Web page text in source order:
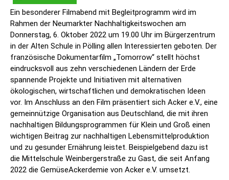
Ein besonderer Filmabend mit Begleitprogramm wird im
Rahmen der Neumarkter Nachhaltigkeitswochen am
Donnerstag, 6. Oktober 2022 um 19.00 Uhr im Bürgerzentrum
in der Alten Schule in Pölling allen Interessierten geboten. Der
französische Dokumentarfilm „Tomorrow“ stellt höchst
eindrucksvoll aus zehn verschiedenen Ländern der Erde
spannende Projekte und Initiativen mit alternativen
ökologischen, wirtschaftlichen und demokratischen Ideen
vor. Im Anschluss an den Film präsentiert sich Acker e.V., eine
gemeinnützige Organisation aus Deutschland, die mit ihren
nachhaltigen Bildungsprogrammen für Klein und Groß einen
wichtigen Beitrag zur nachhaltigen Lebensmittelproduktion
und zu gesunder Ernährung leistet. Beispielgebend dazu ist
die Mittelschule Weinbergerstraße zu Gast, die seit Anfang
2022 die GemüseAckerdemie von Acker e.V. umsetzt.